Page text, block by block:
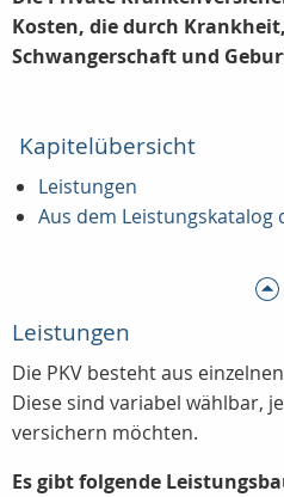
Kosten, die durch
Schwangerschaft und
Kapitelübersicht
Leistungen
Aus dem Leistungskatalog
Leistungen
Die PKV besteht aus
Diese sind variabel wählbar,
versichern möchten.
Es gibt folgende